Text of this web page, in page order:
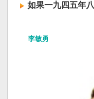
如果一九四五年
李敏勇